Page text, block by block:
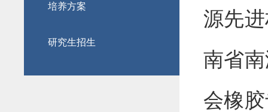
培养方案
研究生招生
源先
南省
会橡